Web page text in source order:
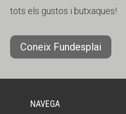
tots els gustos i butxaques!
Coneix Fundesplai
NAVEGA